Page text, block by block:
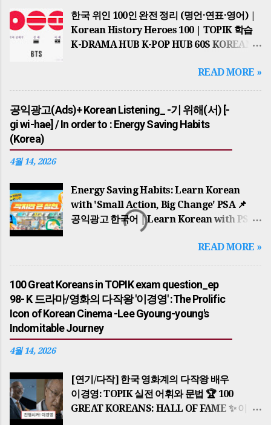
한국 위인 100인 완전 정리 (명언·연표·영어) |
Korean History Heroes 100 | TOPIK 학습
K-DRAMA HUB K-POP HUB 60S KOREAN
HISTORICAL JOB & NEWS PSA KOREAN
REAL TASTE TOP 10 POST 📌 2026년 최신
업데이트 반영 THE ULTIMATE
HISTORICAL HUB 세종대왕부터 BTS까지…
한국을 바꾼 100인의 이야기 100 KOREAN
한반도의 역사는 단군왕검 이 고조선을
건국하면서 시작되었습니다. '홍익인간'이라는
건국 이념은 오늘날까지 한국인의 정신적
지표가 되고 있습니다. 이후 고구려의 동명성왕
(주몽), 백제의 온조왕 , 신라의 박혁거세 는
각기 알에서 태어났다는 신비로운 탄생 설화를
역시 구지봉에서 내려온 황금 알을 통해 왕이
되었으며, 이들은 모두 하늘의 뜻을 받아
국가를 다스리기 시작했습니다. The history
of the Korean Peninsula began with
serves as a spiritual guide for Koreans to
this ...
READ MORE »
공익광고(Ads)+ Korean Listening_ -기 위해(서) [-
gi wi-hae] / In order to : Energy Saving Habits
(Korea)
4월 14, 2026
Energy Saving Habits: Learn Korean
with 'Small Action, Big Change' PSA 📌
공익광고 한국어 | Learn Korean with PSA
귀찮지만 큰 동참: 에너지 절약 습관 기르기 A
Little Bother, A Big Participation: Energy
Saving Habits 🌍 배경 지식: 왜 에너지
절약인가? (Historical Background) 이
광고는 단순한 환경 보호를 넘어, 중동 전쟁
(Middle East War) 으로 인한 글로벌 에너지
위기와 자원 안보의 중요성을 배경으로 합니다.
한국은 에너지의 대부분을 수입에 의존하기
goes beyond environmental protection;
it is rooted in the global energy crisis and
resource security issues caused by
READ MORE »
100 Great Koreans in TOPIK exam question_ep
98- K 드라마/영화의 다작왕 '이경영' :The Prolific
Icon of Korean Cinema -Lee Gyoung-young's
Indomitable Journey
4월 14, 2026
[연기/다작] 한국 영화계의 다작왕 배우
이경영: TOPIK 실전 어휘와 문법 🏆 100
GREAT KOREANS: HALL OF FAME ✨ 이